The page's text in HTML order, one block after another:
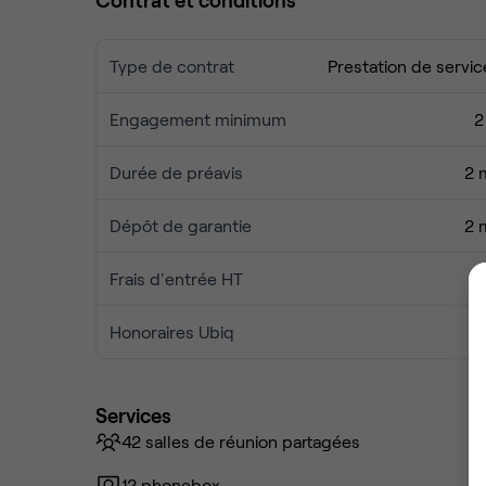
Type de contrat Prestation de
Engagement minimum
Durée de préavis 2
Dépôt de garantie 2
Frais d'entrée HT
Honoraires Ubiq
Services
42 salles de réunion partagées